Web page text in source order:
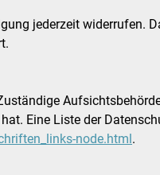
jederzeit widerrufen.
Eine Liste der
node.html .